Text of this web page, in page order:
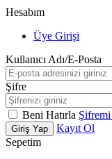
Hesabım
Üye Girişi
Kullanıcı Adı/E-Posta
Şifre
Beni Hatırla
Giriş Yap
Kayıt Ol
Sepetim